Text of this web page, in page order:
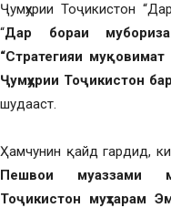
Ҷумҳурии Тоҷикистон
“Дар бораи
“Стратегияи
Ҷумҳурии Тоҷикистон
шудааст.
Ҳамчунин қайд гардид, ки
Пешвои муаззами
Тоҷикистон муҳтарам